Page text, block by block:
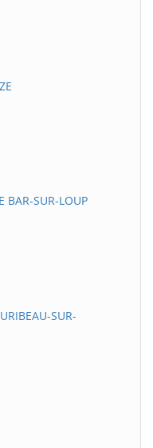
SUR-LOUP
SUR-